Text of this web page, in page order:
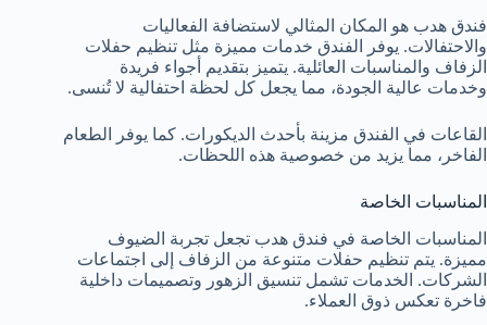
فندق هدب هو المكان المثالي لاستضافة الفعاليات
والاحتفالات. يوفر الفندق خدمات مميزة مثل تنظيم حفلات
الزفاف والمناسبات العائلية. يتميز بتقديم أجواء فريدة
وخدمات عالية الجودة، مما يجعل كل لحظة احتفالية لا تُنسى.
القاعات في الفندق مزينة بأحدث الديكورات. كما يوفر الطعام
الفاخر، مما يزيد من خصوصية هذه اللحظات.
المناسبات الخاصة
المناسبات الخاصة في فندق هدب تجعل تجربة الضيوف
مميزة. يتم تنظيم حفلات متنوعة من الزفاف إلى اجتماعات
الشركات. الخدمات تشمل تنسيق الزهور وتصميمات داخلية
فاخرة تعكس ذوق العملاء.